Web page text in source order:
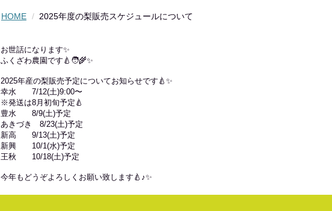
HOME 2025年度の梨販売スケジュールについて
お世話になります✨
ふくざわ農園です🍐🧑‍🌾✨
2025年産の梨販売予定についてお知らせです🍐✨
幸水 7/12(土)9:00〜
※発送は8月初旬予定🍐
豊水 8/9(土)予定
あきづき 8/23(土)予定
新高 9/13(土)予定
新興 10/1(水)予定
王秋 10/18(土)予定
今年もどうぞよろしくお願い致します🍐♪✨